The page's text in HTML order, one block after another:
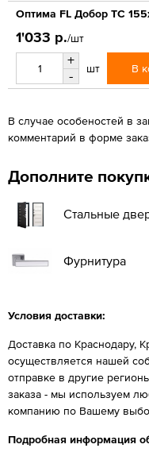
Оптима FL Добор ТС
1'033 р./шт
+
-
шт В
В случае особеностей в
комментарий в форме
Дополните
Стальные
Фурнитура
Условия доставки:
Доставка по Краснодару,
осуществляется нашей
отправке в другие
заказа - мы используем
компанию по Вашему
Подробная информация